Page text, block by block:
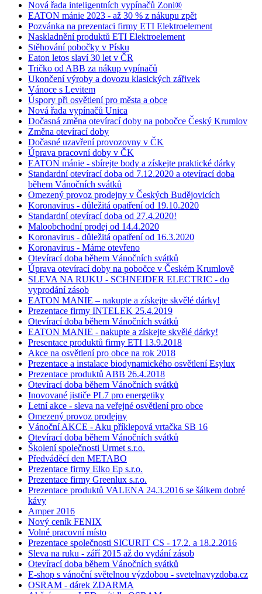
Nová řada inteligentních vypínačů Zoni®
EATON mánie 2023 - až 30 % z nákupu zpět
Pozvánka na prezentaci firmy ETI Elektroelement
Naskladnění produktů ETI Elektroelement
Stěhování pobočky v Písku
Eaton letos slaví 30 let v ČR
Tričko od ABB za nákup vypínačů
Ukončení výroby a dovozu klasických zářivek
Vánoce s Levitem
Úspory při osvětlení pro města a obce
Nová řada vypínačů Unica
Dočasná změna otevírací doby na pobočce Český Krumlov
Změna otevírací doby
Dočasné uzavření provozovny v ČK
Úprava pracovní doby v ČK
EATON mánie - sbírejte body a získejte praktické dárky
Standardní otevírací doba od 7.12.2020 a otevírací doba
během Vánočních svátků
Omezený provoz prodejny v Českých Budějovicích
Koronavirus - důležitá opatření od 19.10.2020
Standardní otevírací doba od 27.4.2020!
Maloobchodní prodej od 14.4.2020
Koronavirus - důležitá opatření od 16.3.2020
Koronavirus - Máme otevřeno
Otevírací doba během Vánočních svátků
Úprava otevírací doby na pobočce v Českém Krumlově
SLEVA NA RUKU - SCHNEIDER ELECTRIC - do
vyprodání zásob
EATON MANIE – nakupte a získejte skvělé dárky!
Prezentace firmy INTELEK 25.4.2019
Otevírací doba během Vánočních svátků
EATON MANIE - nakupte a získejte skvělé dárky!
Presentace produktů firmy ETI 13.9.2018
Akce na osvětlení pro obce na rok 2018
Prezentace a instalace biodynamického osvětlení Esylux
Prezentace produktů ABB 26.4.2018
Otevírací doba během Vánočních svátků
Inovované jističe PL7 pro energetiky
Letní akce - sleva na veřejné osvětlení pro obce
Omezený provoz prodejny
Vánoční AKCE - Aku příklepová vrtačka SB 16
Otevírací doba během Vánočních svátků
Školení společnosti Urmet s.r.o.
Předváděcí den METABO
Prezentace firmy Elko Ep s.r.o.
Prezentace firmy Greenlux s.r.o.
Prezentace produktů VALENA 24.3.2016 se šálkem dobré
kávy
Amper 2016
Nový ceník FENIX
Volné pracovní místo
Prezentace společnosti SICURIT CS - 17.2. a 18.2.2016
Sleva na ruku - září 2015 až do vydání zásob
Otevírací doba během Vánočních svátků
E-shop s vánoční světelnou výzdobou - svetelnavyzdoba.cz
OSRAM - dárek ZDARMA